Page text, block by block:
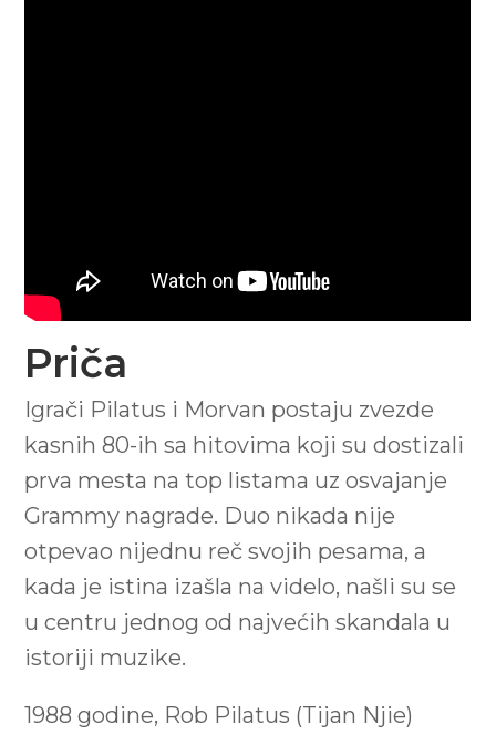
Priča
Igrači Pilatus i Morvan postaju zvezde
kasnih 80-ih sa hitovima koji su dostizali
prva mesta na top listama uz osvajanje
Grammy nagrade. Duo nikada nije
otpevao nijednu reč svojih pesama, a
kada je istina izašla na videlo, našli su se
u centru jednog od najvećih skandala u
istoriji muzike.
1988 godine, Rob Pilatus (Tijan Njie)